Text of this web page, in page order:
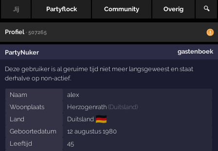
Jij Partyflock Community Overig 🔍
Profiel · 507265
PartyNuker gastenboek
Deze gebruiker is al geruime tijd niet meer langsgeweest en staat
derhalve op non-actief.
Naam
alex
Woonplaats
Herzogenrath (Duitsland)
Land
Duitsland 🇩🇪
Geboortedatum
12 augustus 1980
Leeftijd
45